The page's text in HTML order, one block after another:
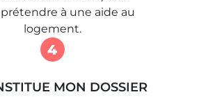
à une aide au
logement.
4
MON DOSSIER